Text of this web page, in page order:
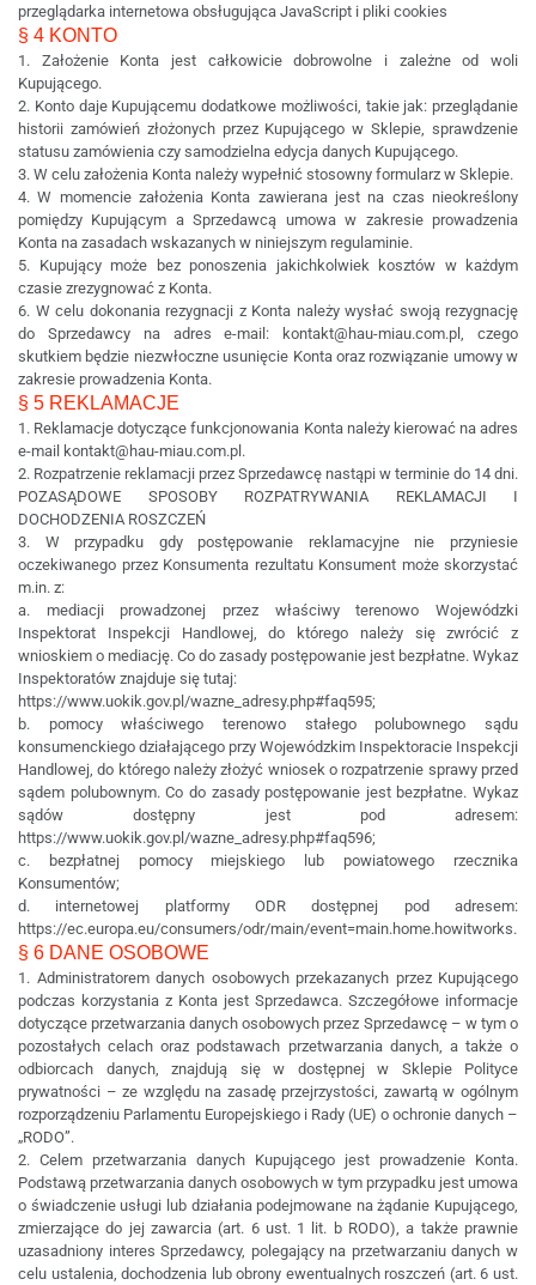
przeglądarka internetowa obsługująca JavaScript i pliki cookies
§ 4 KONTO
1. Założenie Konta jest całkowicie dobrowolne i zależne od woli
Kupującego.
2. Konto daje Kupującemu dodatkowe możliwości, takie jak: przeglądanie
historii zamówień złożonych przez Kupującego w Sklepie, sprawdzenie
statusu zamówienia czy samodzielna edycja danych Kupującego.
3. W celu założenia Konta należy wypełnić stosowny formularz w Sklepie.
4. W momencie założenia Konta zawierana jest na czas nieokreślony
pomiędzy Kupującym a Sprzedawcą umowa w zakresie prowadzenia
Konta na zasadach wskazanych w niniejszym regulaminie.
5. Kupujący może bez ponoszenia jakichkolwiek kosztów w każdym
czasie zrezygnować z Konta.
6. W celu dokonania rezygnacji z Konta należy wysłać swoją rezygnację
do Sprzedawcy na adres e-mail: kontakt@hau-miau.com.pl, czego
skutkiem będzie niezwłoczne usunięcie Konta oraz rozwiązanie umowy w
zakresie prowadzenia Konta.
§ 5 REKLAMACJE
1. Reklamacje dotyczące funkcjonowania Konta należy kierować na adres
e-mail kontakt@hau-miau.com.pl.
2. Rozpatrzenie reklamacji przez Sprzedawcę nastąpi w terminie do 14 dni.
POZASĄDOWE SPOSOBY ROZPATRYWANIA REKLAMACJI I
DOCHODZENIA ROSZCZEŃ
3. W przypadku gdy postępowanie reklamacyjne nie przyniesie
oczekiwanego przez Konsumenta rezultatu Konsument może skorzystać
m.in. z:
a. mediacji prowadzonej przez właściwy terenowo Wojewódzki
Inspektorat Inspekcji Handlowej, do którego należy się zwrócić z
wnioskiem o mediację. Co do zasady postępowanie jest bezpłatne. Wykaz
Inspektoratów znajduje się tutaj:
https://www.uokik.gov.pl/wazne_adresy.php#faq595;
b. pomocy właściwego terenowo stałego polubownego sądu
konsumenckiego działającego przy Wojewódzkim Inspektoracie Inspekcji
Handlowej, do którego należy złożyć wniosek o rozpatrzenie sprawy przed
sądem polubownym. Co do zasady postępowanie jest bezpłatne. Wykaz
sądów dostępny jest pod adresem:
https://www.uokik.gov.pl/wazne_adresy.php#faq596;
c. bezpłatnej pomocy miejskiego lub powiatowego rzecznika
Konsumentów;
d. internetowej platformy ODR dostępnej pod adresem:
https://ec.europa.eu/consumers/odr/main/event=main.home.howitworks.
§ 6 DANE OSOBOWE
1. Administratorem danych osobowych przekazanych przez Kupującego
podczas korzystania z Konta jest Sprzedawca. Szczegółowe informacje
dotyczące przetwarzania danych osobowych przez Sprzedawcę – w tym o
pozostałych celach oraz podstawach przetwarzania danych, a także o
odbiorcach danych, znajdują się w dostępnej w Sklepie Polityce
prywatności – ze względu na zasadę przejrzystości, zawartą w ogólnym
rozporządzeniu Parlamentu Europejskiego i Rady (UE) o ochronie danych –
„RODO”.
2. Celem przetwarzania danych Kupującego jest prowadzenie Konta.
Podstawą przetwarzania danych osobowych w tym przypadku jest umowa
o świadczenie usługi lub działania podejmowane na żądanie Kupującego,
zmierzające do jej zawarcia (art. 6 ust. 1 lit. b RODO), a także prawnie
uzasadniony interes Sprzedawcy, polegający na przetwarzaniu danych w
celu ustalenia, dochodzenia lub obrony ewentualnych roszczeń (art. 6 ust.